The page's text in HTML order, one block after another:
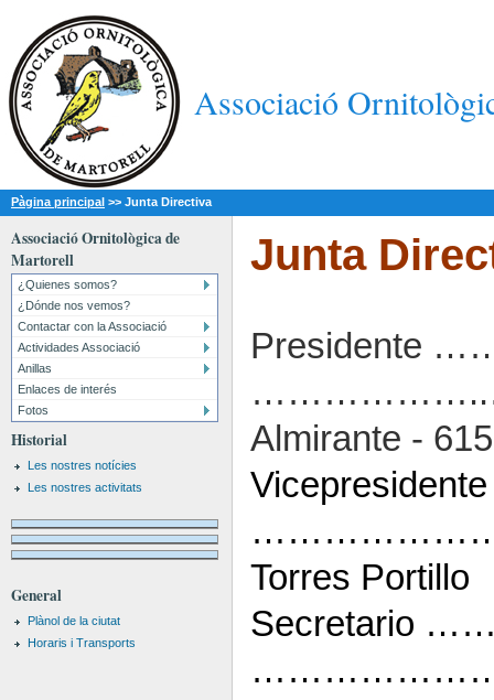
Associació
Pàgina principal >> Junta Directiva
Associació Ornitològica de
Martorell
¿Quienes somos?
¿Dónde nos vemos?
Contactar con la Associació
Actividades Associació
Anillas
Enlaces de interés
Fotos
Historial
Les nostres notícies
Les nostres activitats
General
Plànol de la ciutat
Horaris i Transports
Junta
Presidente
Almirante -
Torres Portillo
Secretario